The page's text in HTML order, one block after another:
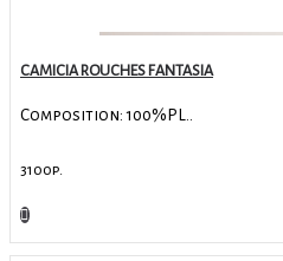
CAMICIA ROUCHES FANTASIA
Composition: 100%PL..
3100р.